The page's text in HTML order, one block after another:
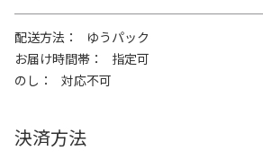
配送方法
ゆうパック
お届け時間帯
指定可
のし
対応不可
決済方法